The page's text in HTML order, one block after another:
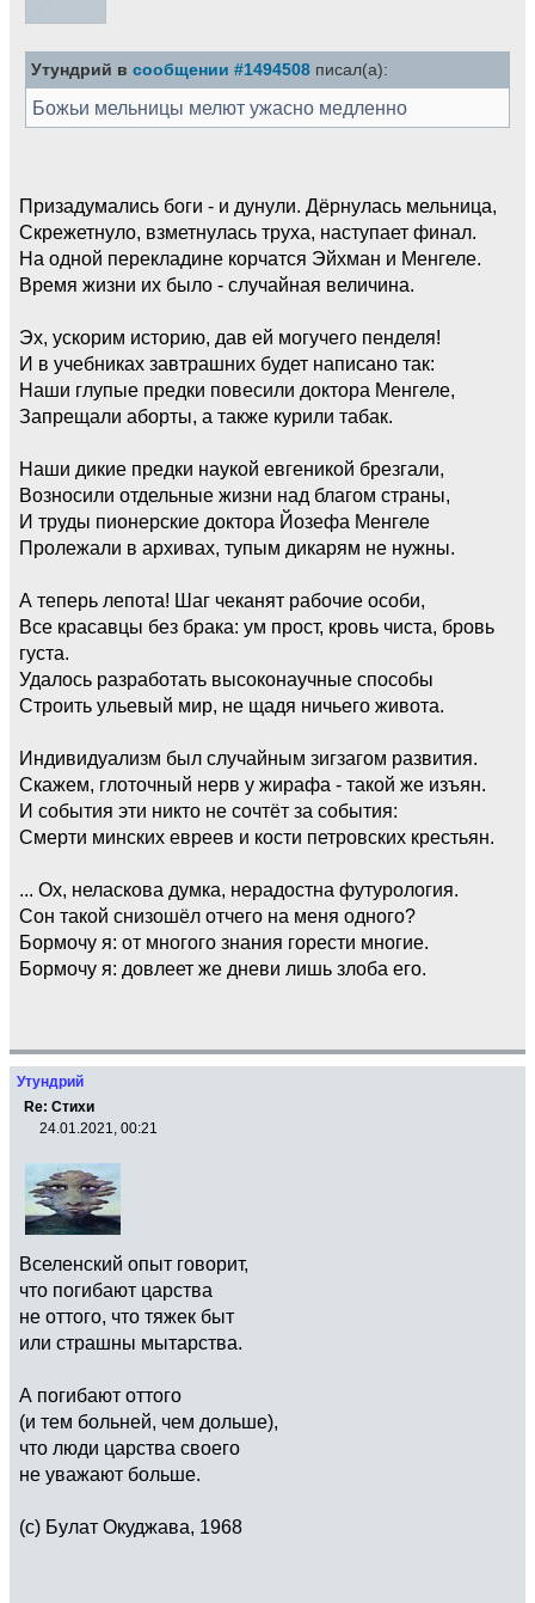
Утундрий в сообщении #1494508 писал(а):
Божьи мельницы мелют ужасно медленно
Призадумались боги - и дунули. Дёрнулась мельница,
Скрежетнуло, взметнулась труха, наступает финал.
На одной перекладине корчатся Эйхман и Менгеле.
Время жизни их было - случайная величина.
Эх, ускорим историю, дав ей могучего пенделя!
И в учебниках завтрашних будет написано так:
Наши глупые предки повесили доктора Менгеле,
Запрещали аборты, а также курили табак.
Наши дикие предки наукой евгеникой брезгали,
Возносили отдельные жизни над благом страны,
И труды пионерские доктора Йозефа Менгеле
Пролежали в архивах, тупым дикарям не нужны.
А теперь лепота! Шаг чеканят рабочие особи,
Все красавцы без брака: ум прост, кровь чиста, бровь
густа.
Удалось разработать высоконаучные способы
Строить ульевый мир, не щадя ничьего живота.
Индивидуализм был случайным зигзагом развития.
Скажем, глоточный нерв у жирафа - такой же изъян.
И события эти никто не сочтёт за события:
Смерти минских евреев и кости петровских крестьян.
... Ох, неласкова думка, нерадостна футурология.
Сон такой снизошёл отчего на меня одного?
Бормочу я: от многого знания горести многие.
Бормочу я: довлеет же дневи лишь злоба его.
Утундрий
Re: Стихи
24.01.2021, 00:21
Вселенский опыт говорит,
что погибают царства
не оттого, что тяжек быт
или страшны мытарства.
А погибают оттого
(и тем больней, чем дольше),
что люди царства своего
не уважают больше.
(с) Булат Окуджава, 1968